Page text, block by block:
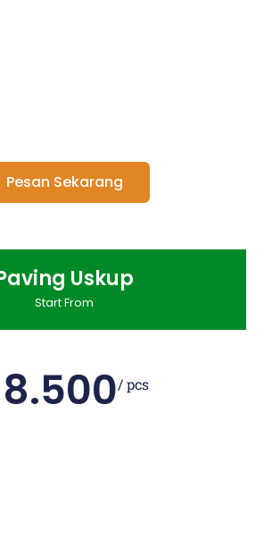
Pesan Sekarang
Uskup
Start From
8.500/ pcs